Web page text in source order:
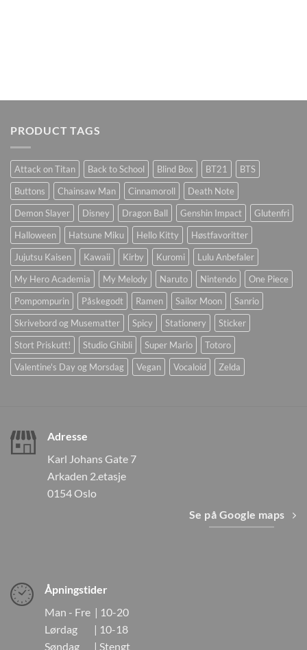
PRODUCT TAGS
Attack on Titan Back to School Blind Box BT21
BTS
Buttons
Chainsaw Man Cinnamoroll
Death Note
Demon Slayer
Disney Dragon Ball Genshin Impact
Glutenfri
Halloween
Hatsune Miku Hello Kitty
Høstfavoritter
Jujutsu Kaisen
Kawaii Kirby Kuromi
Lulu Anbefaler
My Hero Academia
My Melody Naruto Nintendo
One Piece
Pompompurin
Påskegodt Ramen Sailor Moon
Sanrio
Skrivebord og Musematter
Spicy Stationery
Sticker
Stort Priskutt!
Studio Ghibli Super Mario
Totoro
Valentine's Day og Morsdag
Vegan Vocaloid Zelda
Adresse
Karl Johans Gate 7
Arkaden 2.etasje
0154 Oslo
Se på Google maps
Åpningstider
Man - Fre | 10-20
Lørdag | 10-18
Søndag | Stengt